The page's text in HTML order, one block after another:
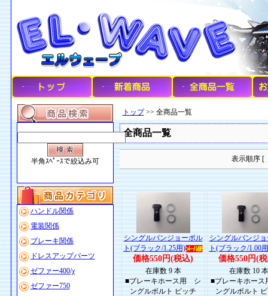
半角ｽﾍﾟｰｽで絞込み可
ハンドル関係
電装関係
ブレーキ関係
ドレスアップパーツ
ゼファー400/χ
ゼファー750
トップ>> 全商品一覧
全商品一覧
表示順序 [
シングルバンジョーボル
ト(ブラック/1.25用)
価格550円(税込)
在庫数 9 本
■ブレーキホース用 シ
ングルボルト ピッチ
シングルバンジ
ト(ブラック/1.00
価格550円(
在庫数 10 本
■ブレーキホー
ングルボルト